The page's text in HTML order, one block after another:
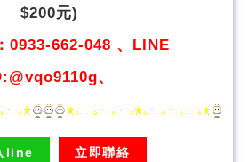
$200元)
0933-662-048 、LINE
、
line 立即聯絡